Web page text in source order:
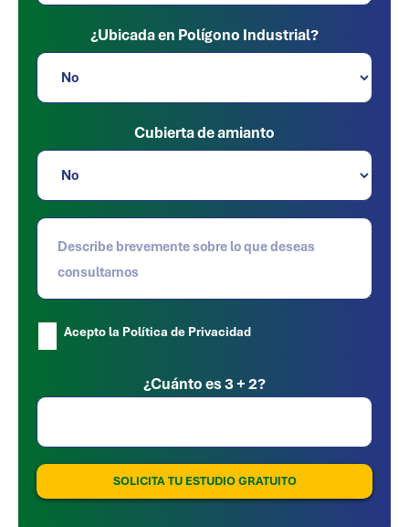
¿Ubicada en Polígono Industrial?
Cubierta de amianto
Acepto la Política de Privacidad
Por favor, deja este campo vacío.
¿Cuánto es 3 + 2?